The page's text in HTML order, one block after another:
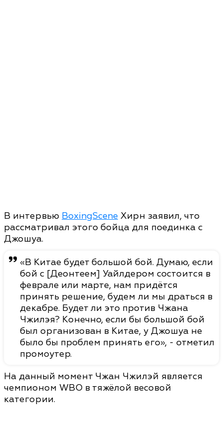
В интервью BoxingScene Хирн заявил, что
рассматривал этого бойца для поединка с
Джошуа.
«В Китае будет большой бой. Думаю, если
бой с [Деонтеем] Уайлдером состоится в
феврале или марте, нам придётся
принять решение, будем ли мы драться в
декабре. Будет ли это против Чжана
Чжилэя? Конечно, если бы большой бой
был организован в Китае, у Джошуа не
было бы проблем принять его», - отметил
промоутер.
На данный момент Чжан Чжилэй является
чемпионом WBO в тяжёлой весовой
категории.